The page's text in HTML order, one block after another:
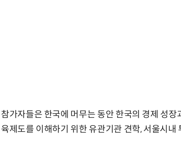
참가자들은 한국에 머무는 동안 한국의 경제 성
육제도를 이해하기 위한 유관기관 견학, 서울시